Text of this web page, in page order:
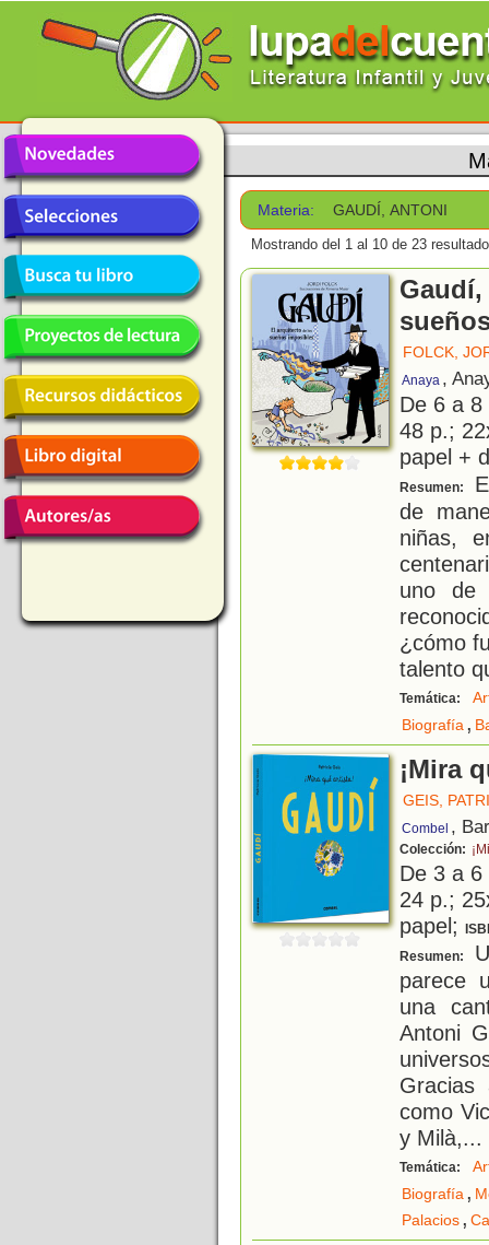
Materia: GAUDÍ, ANTONI
Mostrando del 1 al 10 de 23
FOLCK,
Anaya ,
De 6 a
48 p.;
papel +
Resumen:
de
niñas,
uno de
¿cómo
talento
Temática:
Biografía,
¡Mira
GEIS,
Combel ,
Colección:
De 3 a
24 p.;
papel;
Resumen:
parece
una
Antoni
como
y Milà,...
Temática:
Biografía,
Palacios,